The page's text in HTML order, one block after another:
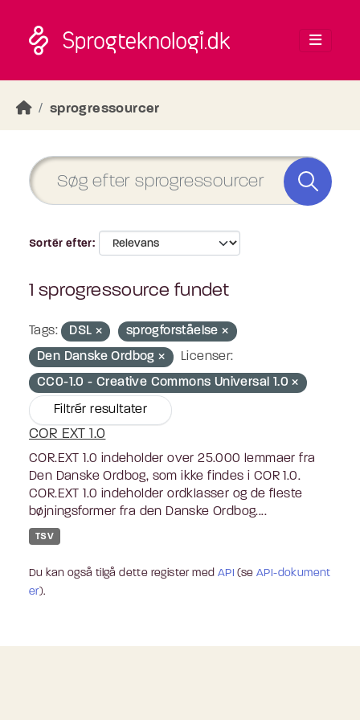
sprogressourcer
Sortér efter
1 sprogressource fundet
Tags: DSL
sprogforståelse
Den Danske Ordbog
Licenser:
CC0-1.0 - Creative Commons Universal 1.0
Filtrér resultater
COR EXT 1.0
COR.EXT 1.0 indeholder over 25.000 lemmaer fra
Den Danske Ordbog, som ikke findes i COR 1.0.
COR.EXT 1.0 indeholder ordklasser og de fleste
bøjningsformer fra den Danske Ordbog....
TSV
Du kan også tilgå dette register med API (seAPI-dokument
er).